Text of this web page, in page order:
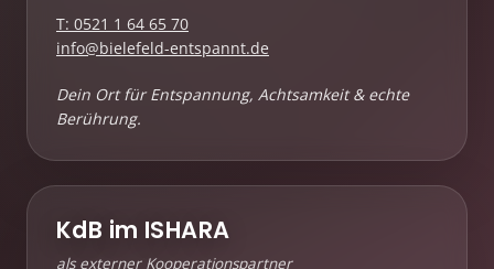
T: 0521 1 64 65 70
info@bielefeld-entspannt.de
Dein Ort für Entspannung, Achtsamkeit & echte
Berührung.
KdB im ISHARA
als externer Kooperationspartner